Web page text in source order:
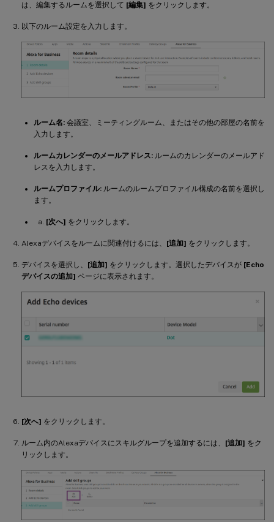
は、編集するルームを選択して [編集] をクリックします。
以下のルーム設定を入力します。
ルーム名: 会議室、ミーティングルーム、またはその他の部屋の名前を
入力します。
ルームカレンダーのメールアドレス: ルームのカレンダーのメールアド
レスを入力します。
ルームプロファイル: ルームのルームプロファイル構成の名前を選択し
ます。
[次へ] をクリックします。
Alexaデバイスをルームに関連付けるには、 [追加] をクリックします。
デバイスを選択し、 [追加] をクリックします。選択したデバイスが [Echo
デバイスの追加] ページに表示されます。
[次へ] をクリックします。
ルーム内のAlexaデバイスにスキルグループを追加するには、 [追加] をク
リックします。